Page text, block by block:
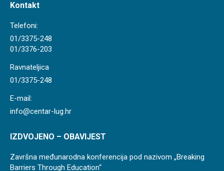
opens
in
new
window
Kontakt
Telefoni:
01/3375-248
01/3376-203
Ravnateljica
01/3375-248
E-mail:
info@centar-lug.hr
IZDVOJENO – OBAVIJEST
Završna međunarodna konferencija pod nazivom „Breaking
Barriers Through Education“